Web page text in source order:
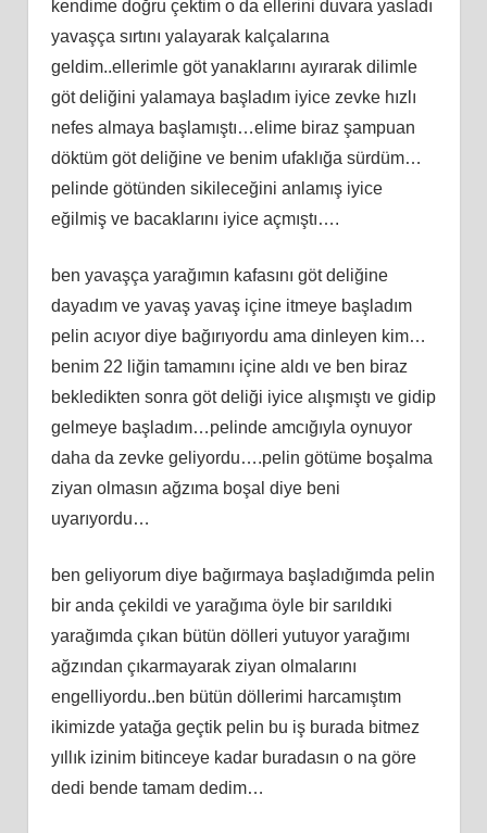
kendime doğru çektim o da ellerini duvara yasladı
yavaşça sırtını yalayarak kalçalarına
geldim..ellerimle göt yanaklarını ayırarak dilimle
göt deliğini yalamaya başladım iyice zevke hızlı
nefes almaya başlamıştı…elime biraz şampuan
döktüm göt deliğine ve benim ufaklığa sürdüm…
pelinde götünden sikileceğini anlamış iyice
eğilmiş ve bacaklarını iyice açmıştı….
ben yavaşça yarağımın kafasını göt deliğine
dayadım ve yavaş yavaş içine itmeye başladım
pelin acıyor diye bağırıyordu ama dinleyen kim…
benim 22 liğin tamamını içine aldı ve ben biraz
bekledikten sonra göt deliği iyice alışmıştı ve gidip
gelmeye başladım…pelinde amcığıyla oynuyor
daha da zevke geliyordu….pelin götüme boşalma
ziyan olmasın ağzıma boşal diye beni
uyarıyordu…
ben geliyorum diye bağırmaya başladığımda pelin
bir anda çekildi ve yarağıma öyle bir sarıldıki
yarağımda çıkan bütün dölleri yutuyor yarağımı
ağzından çıkarmayarak ziyan olmalarını
engelliyordu..ben bütün döllerimi harcamıştım
ikimizde yatağa geçtik pelin bu iş burada bitmez
yıllık izinim bitinceye kadar buradasın o na göre
dedi bende tamam dedim…